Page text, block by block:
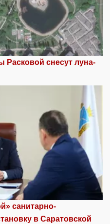
Расковой снесут луна-
санитарно-
в Саратовской